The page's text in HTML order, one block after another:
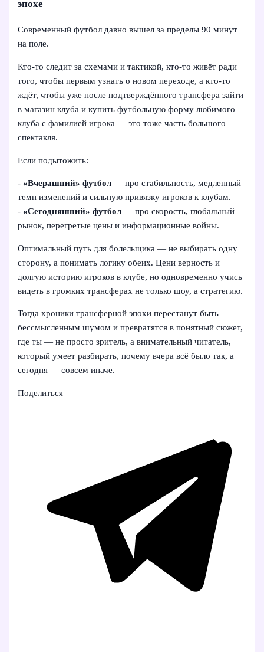
эпохе
Современный футбол давно вышел за пределы 90 минут
на поле.
Кто-то следит за схемами и тактикой, кто-то живёт ради
того, чтобы первым узнать о новом переходе, а кто-то
ждёт, чтобы уже после подтверждённого трансфера зайти
в магазин клуба и купить футбольную форму любимого
клуба с фамилией игрока — это тоже часть большого
спектакля.
Если подытожить:
-«Вчерашний» футбол — про стабильность, медленный
темп изменений и сильную привязку игроков к клубам.
-«Сегодняшний» футбол — про скорость, глобальный
рынок, перегретые цены и информационные войны.
Оптимальный путь для болельщика — не выбирать одну
сторону, а понимать логику обеих. Цени верность и
долгую историю игроков в клубе, но одновременно учись
видеть в громких трансферах не только шоу, а стратегию.
Тогда хроники трансферной эпохи перестанут быть
бессмысленным шумом и превратятся в понятный сюжет,
где ты — не просто зритель, а внимательный читатель,
который умеет разбирать, почему вчера всё было так, а
сегодня — совсем иначе.
Поделиться